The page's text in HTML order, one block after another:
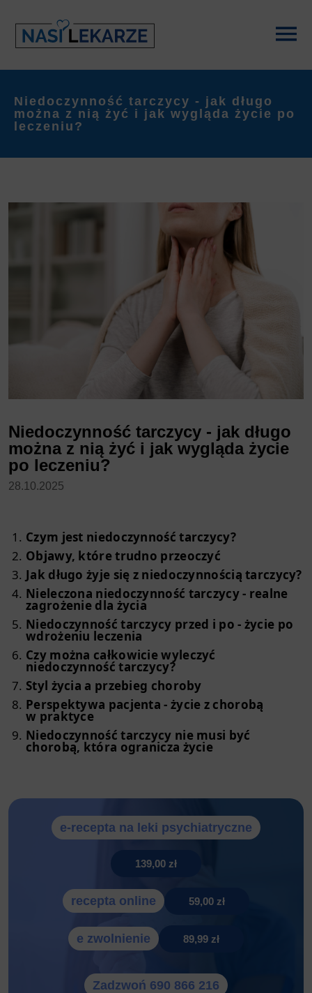
Niedoczynność tarczycy - jak długo
można z nią żyć i jak wygląda życie po
leczeniu?
Niedoczynność tarczycy - jak długo
można z nią żyć i jak wygląda życie
po leczeniu?
28.10.2025
Czym jest niedoczynność tarczycy?
Objawy, które trudno przeoczyć
Jak długo żyje się z niedoczynnością tarczycy?
Nieleczona niedoczynność tarczycy - realne
zagrożenie dla życia
Niedoczynność tarczycy przed i po - życie po
wdrożeniu leczenia
Czy można całkowicie wyleczyć
niedoczynność tarczycy?
Styl życia a przebieg choroby
Perspektywa pacjenta - życie z chorobą
w praktyce
Niedoczynność tarczycy nie musi być
chorobą, która ogranicza życie
e-recepta na leki psychiatryczne
139,00 zł
recepta online 59,00 zł
e zwolnienie 89,99 zł
Zadzwoń 690 866 216